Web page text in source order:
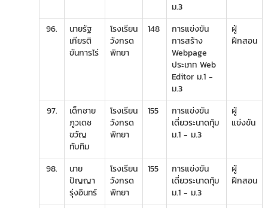
ม.3
96.
นายรัฐ
เกียรติ
ขันการไร่
โรงเรียน
วังกรด
พิทยา
148
การแข่งขัน
การสร้าง
Webpage
ประเภท Web
Editor ม.1 -
ม.3
ผู้
ฝึกสอน
97.
เด็กชาย
ภูวเดช
ขวัญ
ทับทิม
โรงเรียน
วังกรด
พิทยา
155
การแข่งขัน
เดี่ยวระนาดทุ้ม
ม.1 - ม.3
ผู้
แข่งขัน
98.
นาย
ปัญญา
รุ่งอินทร์
โรงเรียน
วังกรด
พิทยา
155
การแข่งขัน
เดี่ยวระนาดทุ้ม
ม.1 - ม.3
ผู้
ฝึกสอน